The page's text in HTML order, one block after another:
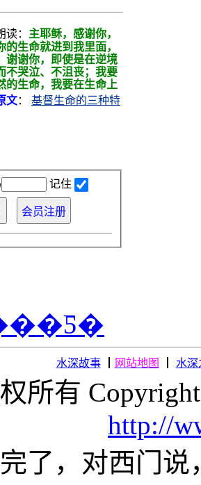
： 主耶稣，感谢你，
生命就进到我里面，
谢谢你，即使是在逆境
不哭泣、不沮丧；我要
的生命，我要在生命上
文：
基督生命的三种特
记住
水深故事┃ 网站地图 水深
所有
http://
了，对西门